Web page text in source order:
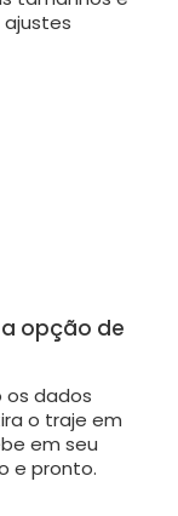
opção de
os dados
o traje em
em seu
e pronto.